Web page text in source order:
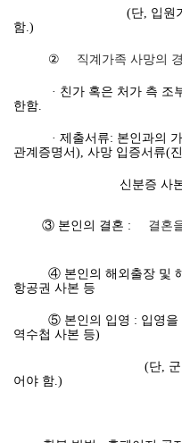
(단, 입원기간 내
함.)
② 직계가족 사망의
· 친가 혹은 처가 측 조부
한함.
· 제출서류: 본인과의 가
관계증명서), 사망 입증서류(
신분증 사
③ 본인의 결혼 : 결혼
④ 본인의 해외출장 및 해
항공권 사본 등
⑤ 본인의 입영 : 입영을
역수첩 사본 등)
(단, 군입대일이
어야 함.)